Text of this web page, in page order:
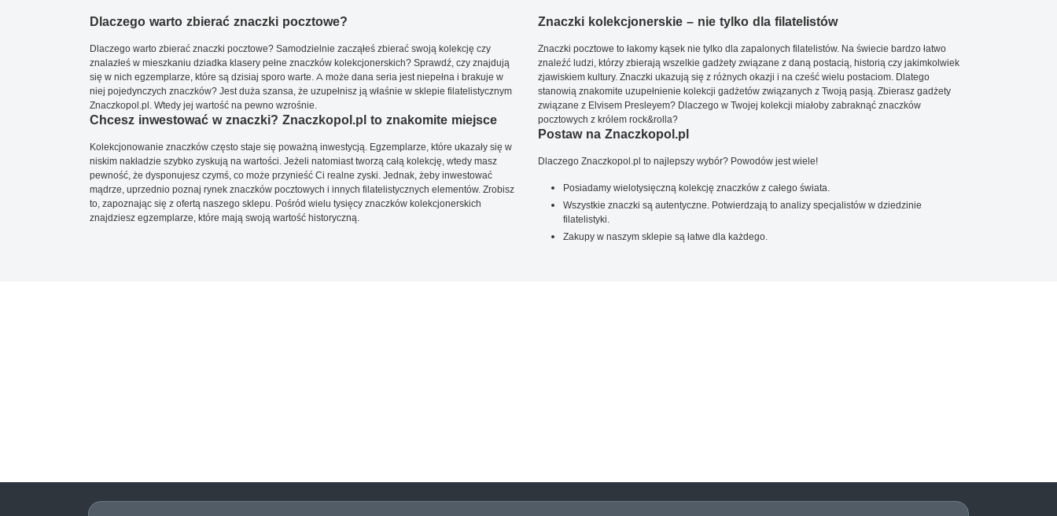
Dlaczego warto zbierać znaczki pocztowe?
Dlaczego warto zbierać znaczki pocztowe? Samodzielnie zacząłeś zbierać swoją kolekcję czy
znalazłeś w mieszkaniu dziadka klasery pełne znaczków kolekcjonerskich? Sprawdź, czy znajdują
się w nich egzemplarze, które są dzisiaj sporo warte. A może dana seria jest niepełna i brakuje w
niej pojedynczych znaczków? Jest duża szansa, że uzupełnisz ją właśnie w sklepie filatelistycznym
Znaczkopol.pl. Wtedy jej wartość na pewno wzrośnie.
Chcesz inwestować w znaczki? Znaczkopol.pl to znakomite miejsce
Kolekcjonowanie znaczków często staje się poważną inwestycją. Egzemplarze, które ukazały się w
niskim nakładzie szybko zyskują na wartości. Jeżeli natomiast tworzą całą kolekcję, wtedy masz
pewność, że dysponujesz czymś, co może przynieść Ci realne zyski. Jednak, żeby inwestować
mądrze, uprzednio poznaj rynek znaczków pocztowych i innych filatelistycznych elementów. Zrobisz
to, zapoznając się z ofertą naszego sklepu. Pośród wielu tysięcy znaczków kolekcjonerskich
znajdziesz egzemplarze, które mają swoją wartość historyczną.
Znaczki kolekcjonerskie – nie tylko dla filatelistów
Znaczki pocztowe to łakomy kąsek nie tylko dla zapalonych filatelistów. Na świecie bardzo łatwo
znaleźć ludzi, którzy zbierają wszelkie gadżety związane z daną postacią, historią czy jakimkolwiek
zjawiskiem kultury. Znaczki ukazują się z różnych okazji i na cześć wielu postaciom. Dlatego
stanowią znakomite uzupełnienie kolekcji gadżetów związanych z Twoją pasją. Zbierasz gadżety
związane z Elvisem Presleyem? Dlaczego w Twojej kolekcji miałoby zabraknąć znaczków
pocztowych z królem rock&rolla?
Postaw na Znaczkopol.pl
Dlaczego Znaczkopol.pl to najlepszy wybór? Powodów jest wiele!
Posiadamy wielotysięczną kolekcję znaczków z całego świata.
Wszystkie znaczki są autentyczne. Potwierdzają to analizy specjalistów w dziedzinie
filatelistyki.
Zakupy w naszym sklepie są łatwe dla każdego.